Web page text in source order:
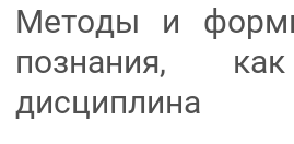
Методы и
познания,
дисциплина